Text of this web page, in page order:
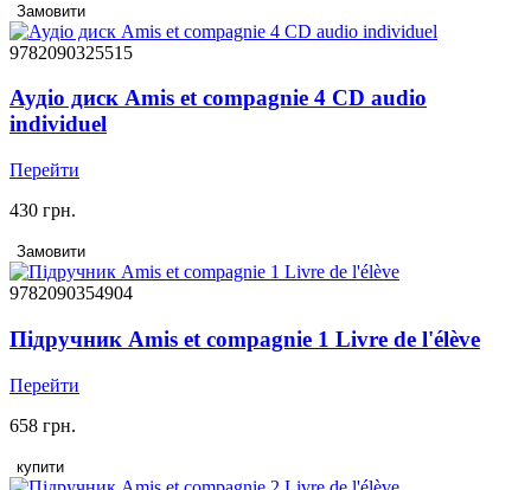
Замовити
9782090325515
Аудіо диск Amis et compagnie 4 CD audio
individuel
Перейти
430 грн.
Замовити
9782090354904
Підручник Amis et compagnie 1 Livre de l'élève
Перейти
658 грн.
купити